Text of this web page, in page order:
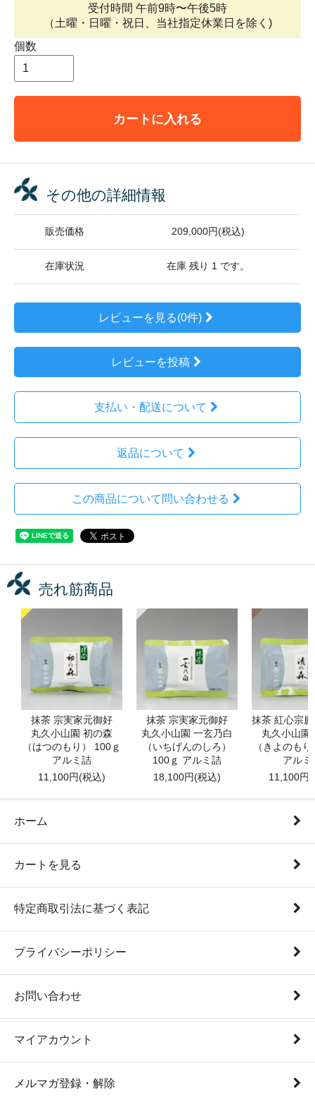
受付時間 午前9時〜午後5時
（土曜・日曜・祝日、当社指定休業日を除く)
個数
カートに入れる
その他の詳細情報
販売価格 209,000円(税込)
在庫状況 在庫 残り 1 です。
レビューを見る(0件)
レビューを投稿
支払い・配送について
返品について
この商品について問い合わせる
売れ筋商品
抹茶 宗実家元御好
丸久小山園 初の森
（はつのもり） 100ｇ
アルミ詰
11,100円(税込)
抹茶 宗実家元御好
丸久小山園 一玄乃白
（いちげんのしろ）
100ｇ アルミ詰
18,100円(税込)
抹茶 紅心宗
丸久小山園
（きよのも
アルミ
11,100円(
ホーム
カートを見る
特定商取引法に基づく表記
プライバシーポリシー
お問い合わせ
マイアカウント
メルマガ登録・解除